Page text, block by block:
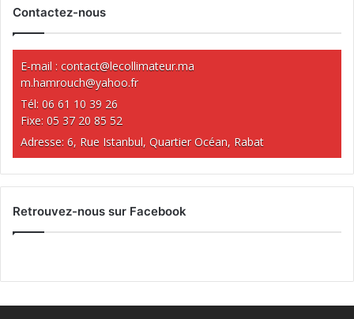
Contactez-nous
E-mail : contact@lecollimateur.ma
m.hamrouch@yahoo.fr
Tél: 06 61 10 39 26
Fixe: 05 37 20 85 52
Adresse: 6, Rue Istanbul, Quartier Océan, Rabat
Retrouvez-nous sur Facebook